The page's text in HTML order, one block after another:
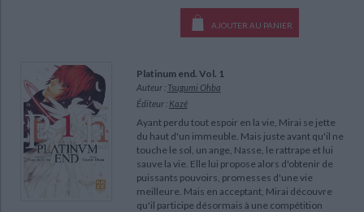
AJOUTER AU PANIER
Platinum end. Vol. 1
Auteur : Tsugumi Ohba
Éditeur : Kazé
Ayant perdu tout espoir en la vie, Mirai se jette
du haut d'un immeuble. Mais juste avant qu'il ne
touche le sol, un ange, Nasse, le rattrape et lui
sauve la vie. Elle lui propose alors d'obtenir de
puissants pouvoirs, promesses d'une vie
meilleure. Mais en acceptant, Mirai découvre
qu'il participe désormais à une compétition